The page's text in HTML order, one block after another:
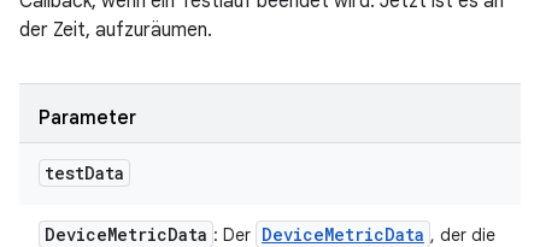
der Zeit, aufzuräumen.
Parameter
testData
DeviceMetricData : Der DeviceMetricData , der die